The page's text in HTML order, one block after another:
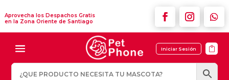
Aprovecha los Despachos Gratis
en la Zona Oriente de Santiago
Iniciar Sesión 